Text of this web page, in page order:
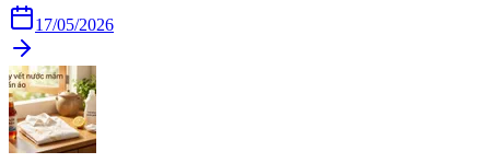
17/05/2026